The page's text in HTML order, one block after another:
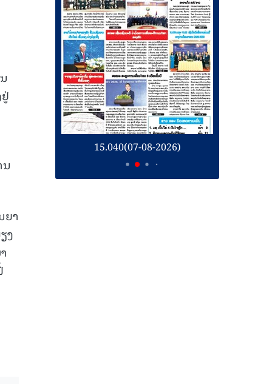
ຍາ
ງ
15.040(07-08-2026)